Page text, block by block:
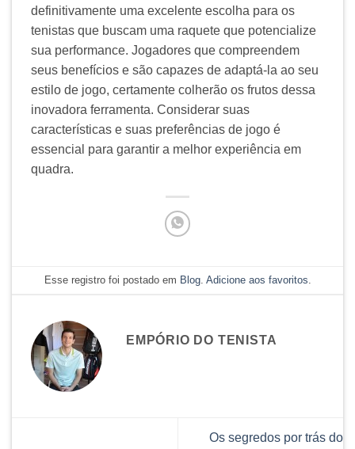
definitivamente uma excelente escolha para os
tenistas que buscam uma raquete que potencialize
sua performance. Jogadores que compreendem
seus benefícios e são capazes de adaptá-la ao seu
estilo de jogo, certamente colherão os frutos dessa
inovadora ferramenta. Considerar suas
características e suas preferências de jogo é
essencial para garantir a melhor experiência em
quadra.
Esse registro foi postado em Blog. Adicione aos favoritos
EMPÓRIO DO TENISTA
Os segredos por trás do